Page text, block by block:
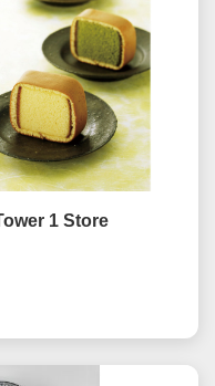
1 Store